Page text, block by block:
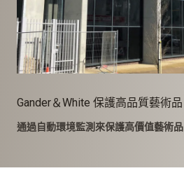
Gander＆White 保護高品質藝術品
通過自動環境監測來保護高價值藝術品